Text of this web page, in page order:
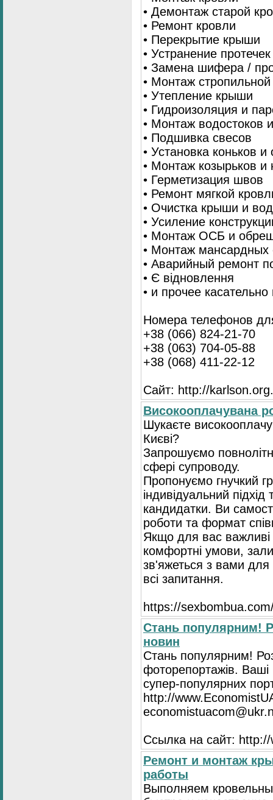
• Демонтаж старой
• Ремонт кровли
• Перекрытие крыши
• Устранение протечек
• Замена шифера /
• Монтаж
• Утепление крыши
• Гидроизоляция и
• Монтаж водостоков
• Подшивка свесов
• Установка коньков и
• Монтаж козырьков и
• Герметизация швов
• Ремонт мягкой
• Очистка крыши и
• Усиление
• Монтаж ОСБ и
• Монтаж мансардных
• Аварийный ремонт
• Є відновлення
• и прочее
Номера телефонов
+38 (066) 824-21-70
+38 (063) 704-05-88
+38 (068) 411-22-12
Сайт: http://
Високооплачувана
Шукаєте
Києві?
Запрошуємо
сфері супроводу.
Пропонуємо гнучкий
індивідуальний
кандидатки. Ви
роботи та формат
Якщо для вас важливі
комфортні умови,
зв'яжеться з вами для
всі запитання.
https://
Стань популярним!
новин
Стань популярним!
фоторепортажів. Ваші
супер-популярних
http://
Ссылка на сайт:
Ремонт и монтаж
работы
Выполняем